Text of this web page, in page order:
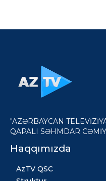
"AZƏRBAYCAN
QAPALI SƏHMDAR
Haqqımızda
AzTV QSC